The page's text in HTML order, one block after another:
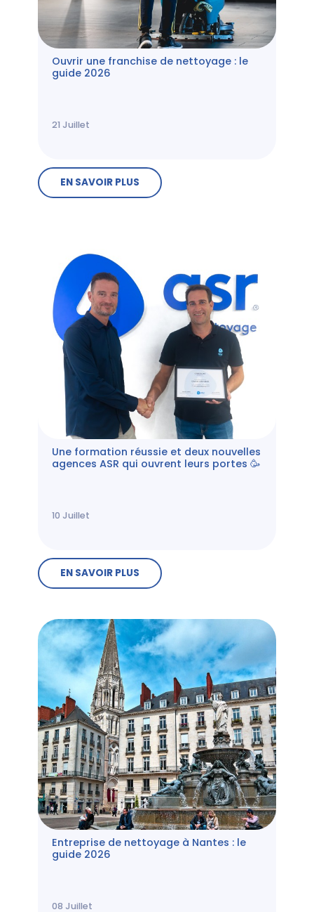
Ouvrir une franchise de nettoyage : le
guide 2026
21 Juillet
EN SAVOIR PLUS
Une formation réussie et deux nouvelles
agences ASR qui ouvrent leurs portes 🥳
10 Juillet
EN SAVOIR PLUS
Entreprise de nettoyage à Nantes : le
guide 2026
08 Juillet